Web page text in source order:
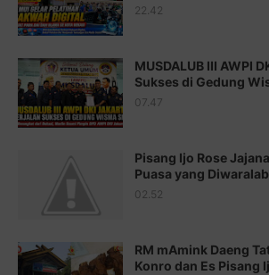
Juz 18 ⇨http://j.mp/2b8SCfc
Juz 19 ⇨http://j.mp/2bFSq95
Juz 20 ⇨http://j.mp/2brI1zc
Juz 21 ⇨http://j.mp/2b8VcBO
http://j.mp/2bFRxNP
http://j.mp/2brItxm
Juz 25 ⇨http://j.mp/2brImlf
22.42
MUSDALUB III AWPI
Sukses di Gedung
07.47
Pisang Ijo Rose
Puasa yang
02.52
RM mAmink Daeng
Konro dan Es Pisang